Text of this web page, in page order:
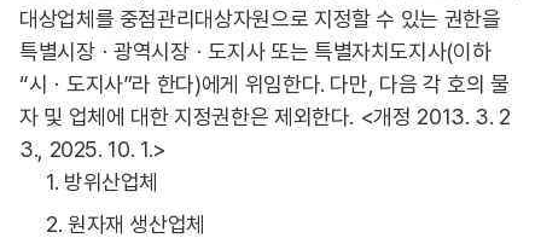
대상업체를 중점관리대상자원으로 지정할 수 있는 권한을
특별시장ㆍ광역시장ㆍ도지사 또는 특별자치도지사(이하
“시ㆍ도지사”라 한다)에게 위임한다. 다만, 다음 각 호의 물
자 및 업체에 대한 지정권한은 제외한다. <개정 2013. 3. 2
3., 2025. 10. 1.>
1. 방위산업체
2. 원자재 생산업체